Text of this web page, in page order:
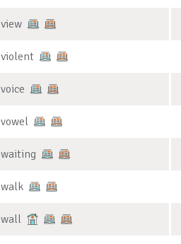
view
violent
voice
vowel
waiting
walk
wall